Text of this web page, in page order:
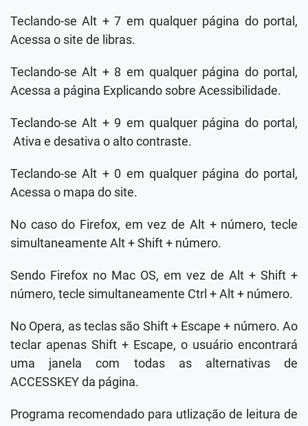
Teclando-se Alt + 7 em qualquer página do portal,
Acessa o site de libras.
Teclando-se Alt + 8 em qualquer página do portal,
Acessa a página Explicando sobre Acessibilidade.
Teclando-se Alt + 9 em qualquer página do portal,
Ativa e desativa o alto contraste.
Teclando-se Alt + 0 em qualquer página do portal,
Acessa o mapa do site.
No caso do Firefox, em vez de Alt + número, tecle
simultaneamente Alt + Shift + número.
Sendo Firefox no Mac OS, em vez de Alt + Shift +
número, tecle simultaneamente Ctrl + Alt + número.
No Opera, as teclas são Shift + Escape + número. Ao
teclar apenas Shift + Escape, o usuário encontrará
uma janela com todas as alternativas de
ACCESSKEY da página.
Programa recomendado para utlização de leitura de